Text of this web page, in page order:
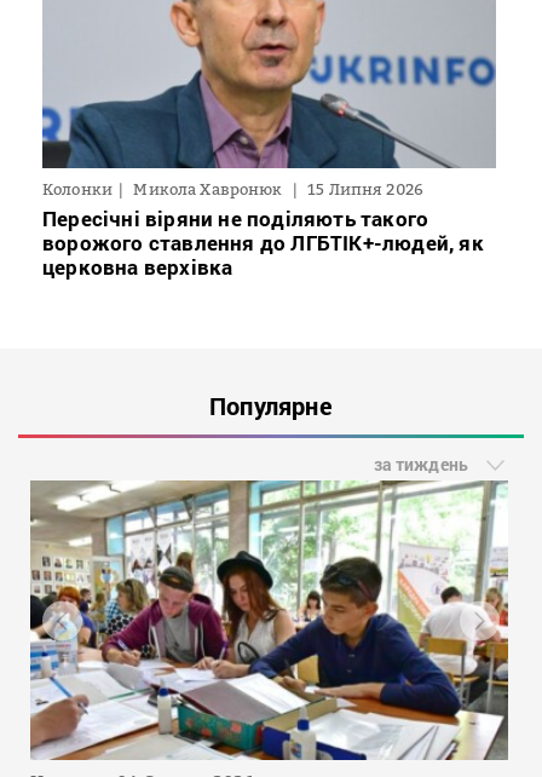
Колонки Микола Хавронюк 15 Липня 2026
Пересічні віряни не поділяють такого
ворожого ставлення до ЛГБТІК+-людей, як
церковна верхівка
Популярне
за тиждень